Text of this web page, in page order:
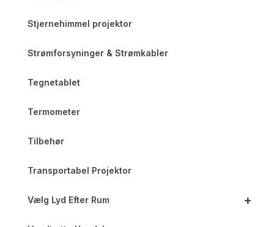
Stjernehimmel projektor
Strømforsyninger & Strømkabler
Tegnetablet
Termometer
Tilbehør
Transportabel Projektor
+
Vælg Lyd Efter Rum